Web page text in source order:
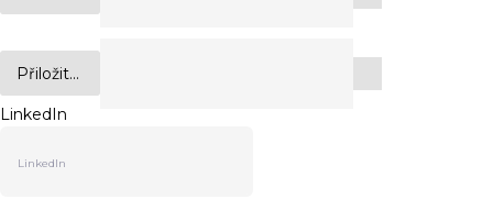
Přiložit...
LinkedIn